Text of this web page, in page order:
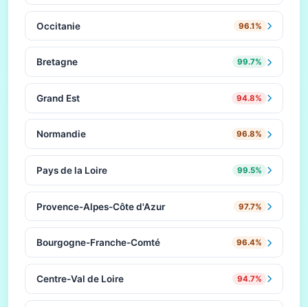
Occitanie 96.1%
Bretagne 99.7%
Grand Est 94.8%
Normandie 96.8%
Pays de la Loire 99.5%
Provence-Alpes-Côte d'Azur 97.7%
Bourgogne-Franche-Comté 96.4%
Centre-Val de Loire 94.7%